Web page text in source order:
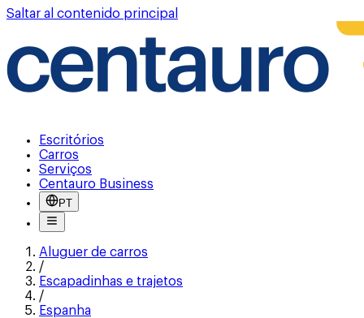
Saltar al contenido principal
Escritórios
Carros
Serviços
Centauro Business
PT
Aluguer de carros
/
Escapadinhas e trajetos
/
Espanha